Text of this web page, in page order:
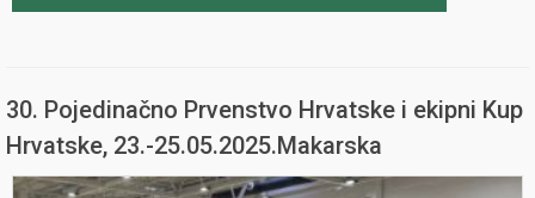
30. Pojedinačno Prvenstvo Hrvatske i ekipni Kup
Hrvatske, 23.-25.05.2025.Makarska